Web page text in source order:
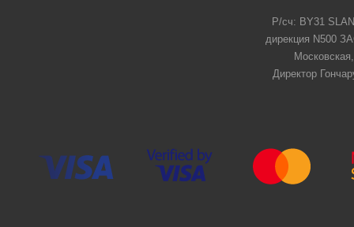
Р/сч: BY31
дирекция N500
Директор